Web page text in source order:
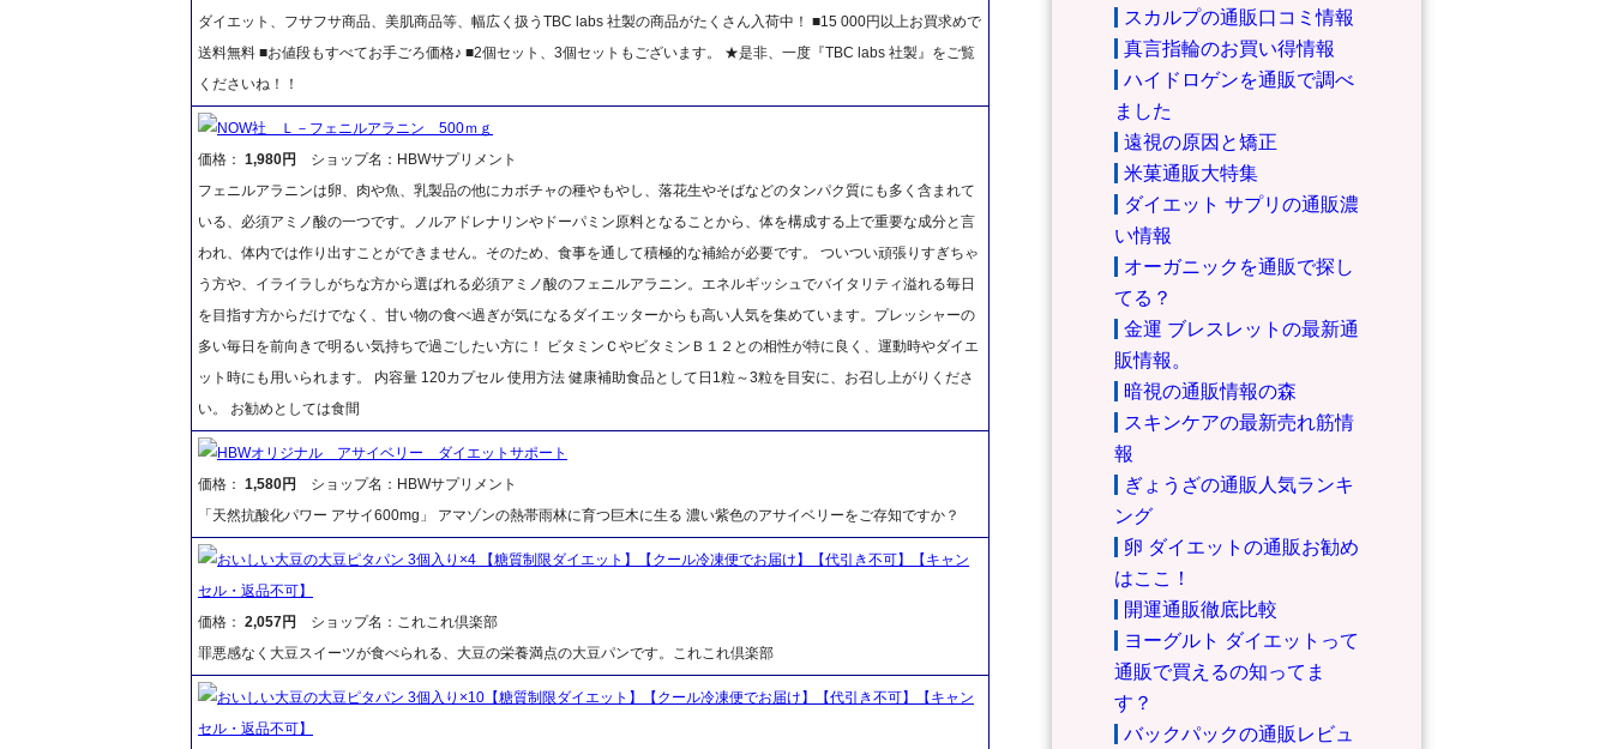
ダイエット、フサフサ商品、美肌商品等、幅広く扱うTBC labs 社製の商品がたくさん入荷中！ ■15 000円以上お買求めで
送料無料 ■お値段もすべてお手ごろ価格♪ ■2個セット、3個セットもございます。 ★是非、一度『TBC labs 社製』をご覧
くださいね！！
NOW社 Ｌ－フェニルアラニン 500ｍｇ
価格： 1,980円
ショップ名：HBWサプリメント
フェニルアラニンは卵、肉や魚、乳製品の他にカボチャの種やもやし、落花生やそばなどのタンパク質にも多く含まれて
いる、必須アミノ酸の一つです。ノルアドレナリンやドーパミン原料となることから、体を構成する上で重要な成分と言
われ、体内では作り出すことができません。そのため、食事を通して積極的な補給が必要です。 ついつい頑張りすぎちゃ
う方や、イライラしがちな方から選ばれる必須アミノ酸のフェニルアラニン。エネルギッシュでバイタリティ溢れる毎日
を目指す方からだけでなく、甘い物の食べ過ぎが気になるダイエッターからも高い人気を集めています。プレッシャーの
多い毎日を前向きで明るい気持ちで過ごしたい方に！ ビタミンＣやビタミンＢ１２との相性が特に良く、運動時やダイエ
ット時にも用いられます。 内容量 120カプセル 使用方法 健康補助食品として日1粒～3粒を目安に、お召し上がりくださ
い。 お勧めとしては食間
HBWオリジナル アサイベリー ダイエットサポート
価格： 1,580円
ショップ名：HBWサプリメント
「天然抗酸化パワー アサイ600mg」 アマゾンの熱帯雨林に育つ巨木に生る 濃い紫色のアサイベリーをご存知ですか？
おいしい大豆の大豆ピタパン 3個入り×4 【糖質制限ダイエット】【クール冷凍便でお届け】【代引き不可】【キャン
セル・返品不可】
価格： 2,057円
ショップ名：これこれ倶楽部
罪悪感なく大豆スイーツが食べられる、大豆の栄養満点の大豆パンです。これこれ倶楽部
おいしい大豆の大豆ピタパン 3個入り×10【糖質制限ダイエット】【クール冷凍便でお届け】【代引き不可】【キャン
セル・返品不可】
スカルプの通販口コミ情報
真言指輪のお買い得情報
ハイドロゲンを通販で調べ
ました
遠視の原因と矯正
米菓通販大特集
ダイエット サプリの通販濃
い情報
オーガニックを通販で探し
てる？
金運 ブレスレットの最新通
販情報。
暗視の通販情報の森
スキンケアの最新売れ筋情
報
ぎょうざの通販人気ランキ
ング
卵 ダイエットの通販お勧め
はここ！
開運通販徹底比較
ヨーグルト ダイエットって
通販で買えるの知ってま
す？
バックパックの通販レビュ